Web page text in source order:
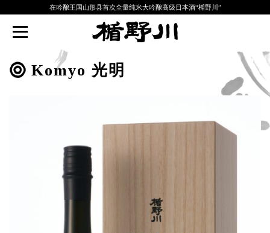
在吟酿王国山形县首次全量纯米大吟酿高级日本酒“楯野川”
Komyo 光明